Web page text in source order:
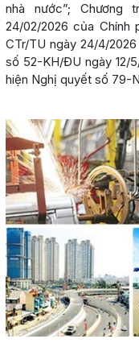
nhà nước”; Chương
24/02/2026 của Chính
CTr/TU ngày 24/4/
số 52-KH/ĐU ngày 12/
hiện Nghị quyết số 79-